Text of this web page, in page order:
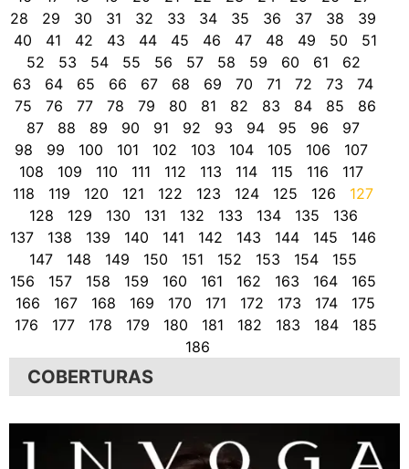
28
29 30 31 32 33 34 35 36 37 38
39
40
41 42 43 44 45 46 47 48 49 50
51
52
53 54 55 56 57 58 59 60 61
62
63
64 65 66 67 68 69 70 71 72 73
74
75
76 77 78 79 80 81 82 83 84 85
86
87
88 89 90 91 92 93 94 95 96
97
98
99 100 101 102 103 104 105 106
107
108
109 110 111 112 113 114 115 116
117
118
119 120 121 122 123 124 125 126
127
128
129 130 131 132 133 134 135
136
137
138 139 140 141 142 143 144 145
146
147
148 149 150 151 152 153 154
155
156
157 158 159 160 161 162 163 164
165
166
167 168 169 170 171 172 173 174
175
176
177 178 179 180 181 182 183 184
185
186
COBERTURAS